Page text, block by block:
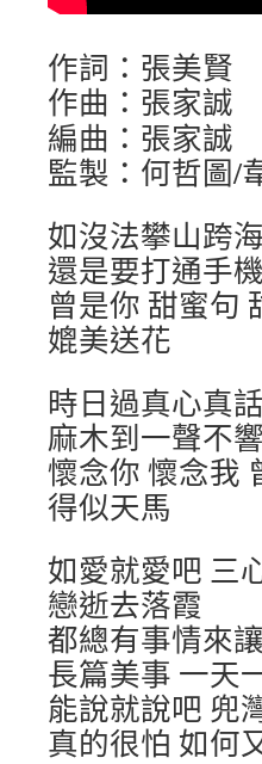
作詞：張美賢
作曲：張家誠
編曲：張家誠
監製：何哲圖/
如沒法攀山跨
還是要打通手
曾是你 甜蜜句
媲美送花
時日過真心真
麻木到一聲不
懷念你 懷念我
得似天馬
如愛就愛吧 三
戀逝去落霞
都總有事情來
長篇美事 一天
能說就說吧 兜
真的很怕 如何